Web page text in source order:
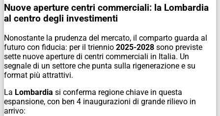
Nuove aperture centri commerciali: la Lombardia
al centro degli investimenti
Nonostante la prudenza del mercato, il comparto guarda al
futuro con fiducia: per il triennio 2025-2028 sono previste
sette nuove aperture di centri commerciali in Italia. Un
segnale di un settore che punta sulla rigenerazione e su
format più attrattivi.
La Lombardia si conferma regione chiave in questa
espansione, con ben 4 inaugurazioni di grande rilievo in
arrivo: